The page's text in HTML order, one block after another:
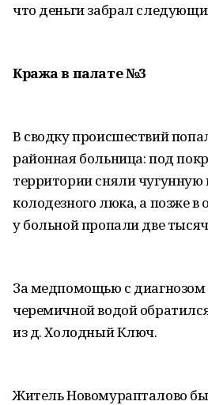
что деньги забрал
Кража в палате №3
В сводку происшествий
районная больница: под
территории сняли
колодезного люка, а позже в
у больной пропали две
За медпомощью с диагнозом
черемичной водой
из д. Холодный Ключ.
Житель Новомурапталово